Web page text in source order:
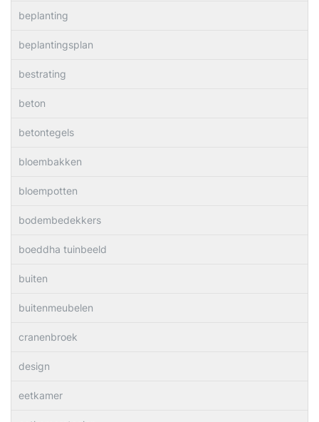
beplanting
beplantingsplan
bestrating
beton
betontegels
bloembakken
bloempotten
bodembedekkers
boeddha tuinbeeld
buiten
buitenmeubelen
cranenbroek
design
eetkamer